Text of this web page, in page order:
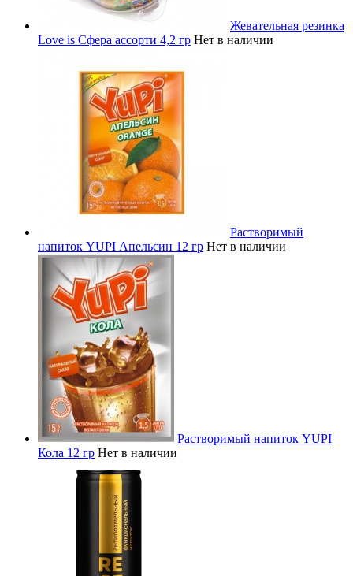
Жевательная резинка
Love is Сфера ассорти 4,2 гр Нет в наличии
Растворимый
напиток YUPI Апельсин 12 гр Нет в наличии
Растворимый напиток YUPI
Кола 12 гр Нет в наличии